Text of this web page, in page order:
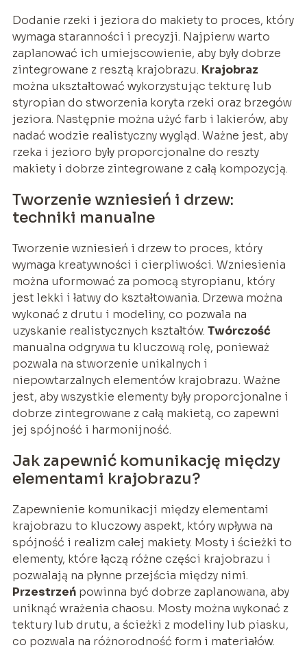
Dodanie rzeki i jeziora do makiety to proces, który
wymaga staranności i precyzji. Najpierw warto
zaplanować ich umiejscowienie, aby były dobrze
zintegrowane z resztą krajobrazu. Krajobraz
można ukształtować wykorzystując tekturę lub
styropian do stworzenia koryta rzeki oraz brzegów
jeziora. Następnie można użyć farb i lakierów, aby
nadać wodzie realistyczny wygląd. Ważne jest, aby
rzeka i jezioro były proporcjonalne do reszty
makiety i dobrze zintegrowane z całą kompozycją.
Tworzenie wzniesień i drzew:
techniki manualne
Tworzenie wzniesień i drzew to proces, który
wymaga kreatywności i cierpliwości. Wzniesienia
można uformować za pomocą styropianu, który
jest lekki i łatwy do kształtowania. Drzewa można
wykonać z drutu i modeliny, co pozwala na
uzyskanie realistycznych kształtów. Twórczość
manualna odgrywa tu kluczową rolę, ponieważ
pozwala na stworzenie unikalnych i
niepowtarzalnych elementów krajobrazu. Ważne
jest, aby wszystkie elementy były proporcjonalne i
dobrze zintegrowane z całą makietą, co zapewni
jej spójność i harmonijność.
Jak zapewnić komunikację między
elementami krajobrazu?
Zapewnienie komunikacji między elementami
krajobrazu to kluczowy aspekt, który wpływa na
spójność i realizm całej makiety. Mosty i ścieżki to
elementy, które łączą różne części krajobrazu i
pozwalają na płynne przejścia między nimi.
Przestrzeńpowinna być dobrze zaplanowana, aby
uniknąć wrażenia chaosu. Mosty można wykonać z
tektury lub drutu, a ścieżki z modeliny lub piasku,
co pozwala na różnorodność form i materiałów.